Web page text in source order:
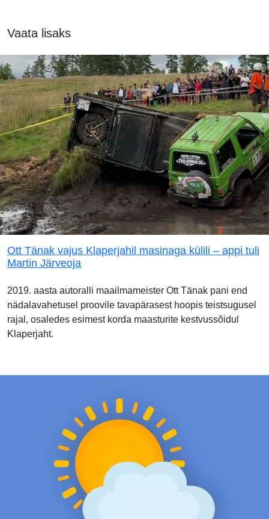
Vaata lisaks
Ott Tänak vajus Klaperjahil masinaga külili – appi tuli
Martin Järveoja
2019. aasta autoralli maailmameister Ott Tänak pani end
nädalavahetusel proovile tavapärasest hoopis teistsugusel
rajal, osaledes esimest korda maasturite kestvussõidul
Klaperjaht.